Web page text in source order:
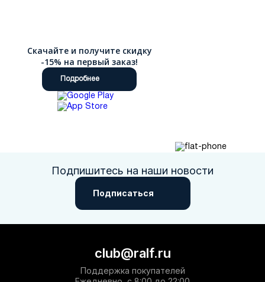
Скачайте и получите скидку
-15% на первый заказ!
Подробнее
Подпишитесь на наши новости
Подписаться
club@ralf.ru
Поддержка покупателей